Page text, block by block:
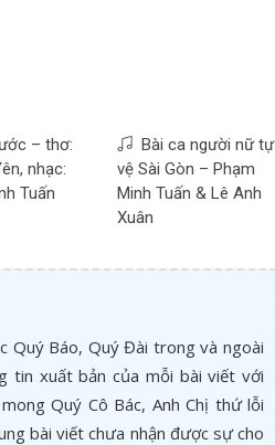
– thơ:
nhạc:
Tuấn
Bài ca người nữ tự
vệ Sài Gòn – Phạm
Minh Tuấn & Lê Anh
Xuân
Quý Báo, Quý Đài trong và ngoài
tin xuất bản của mỗi bài viết với
Quý Cô Bác, Anh Chị thứ lỗi
bài viết chưa nhận được sự cho